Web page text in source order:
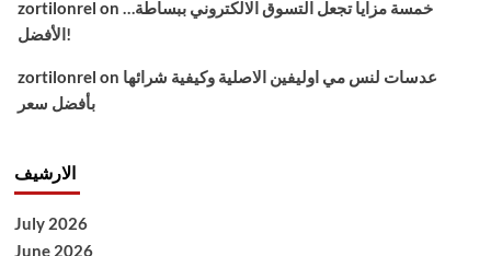
zortilonrel on خمسة مزايا تجعل التسوق الالكتروني ببساطة…
الأفضل!
zortilonrel on عدسات لنس مي اوليفين الاصلية وكيفية شرائها
بأفضل سعر
الارشيف
July 2026
June 2026